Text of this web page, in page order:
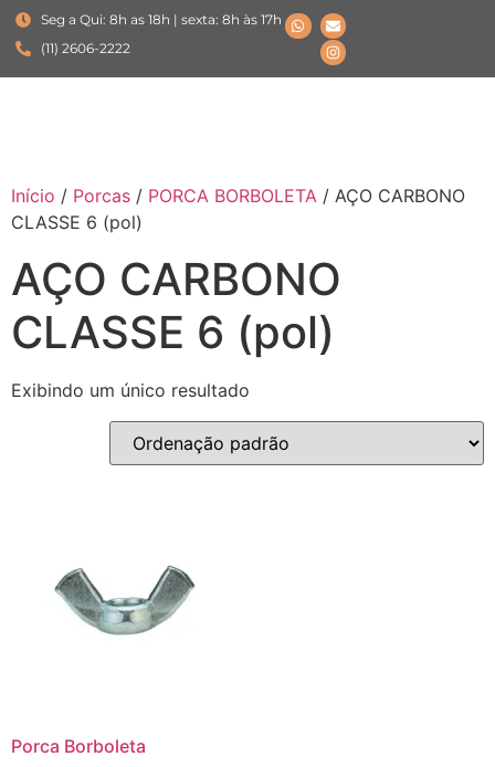
Seg a Qui: 8h as 18h | sexta: 8h às 17h
(11) 2606-2222
Início / Porcas / PORCA BORBOLETA / AÇO CARBONO
CLASSE 6 (pol)
AÇO CARBONO
CLASSE 6 (pol)
Exibindo um único resultado
Porca Borboleta